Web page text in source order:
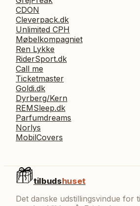
CDON
Cleverpack.dk
Unlimited CPH
Møbelkompagniet
Ren Lykke
RiderSport.dk
Call me
Ticketmaster
Goldi.dk
Dyrberg/Kern
REMSleep.dk
Parfumdreams
Norlys
MobilCovers
tilbudshuset
Det danske udstillingsvindue for